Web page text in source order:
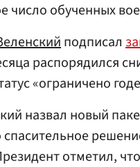
число обученных
подписал
распорядился
«ограничено
назвал новый
спасительное
отметил,